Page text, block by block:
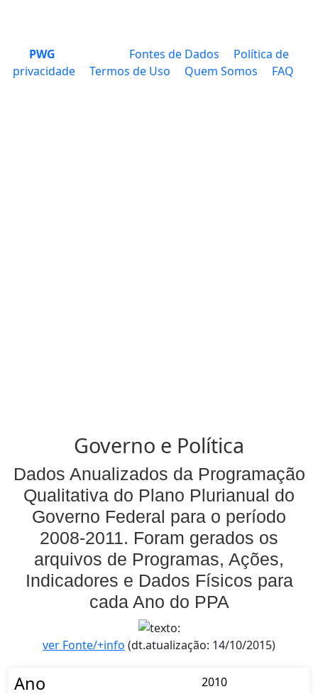
PWG Fontes de Dados
Política de
privacidade
Termos de Uso Quem Somos FAQ
Governo e Política
Dados Anualizados da Programação
Qualitativa do Plano Plurianual do
Governo Federal para o período
2008-2011. Foram gerados os
arquivos de Programas, Ações,
Indicadores e Dados Físicos para
cada Ano do PPA
ver Fonte/+info (dt.atualização: 14/10/2015)
Ano 2010